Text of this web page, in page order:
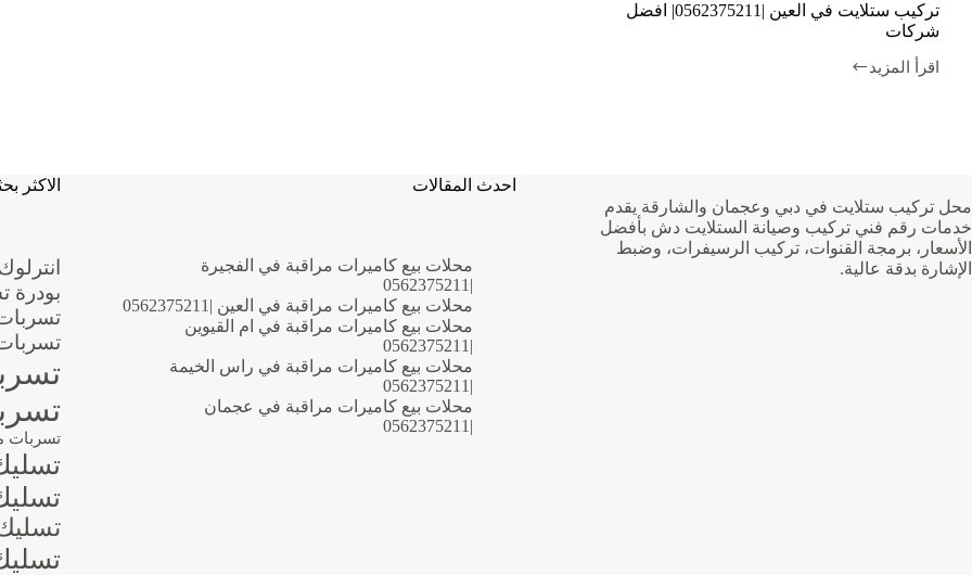
تركيب ستلايت في العين |0562375211| افضل
شركات
اقرأ المزيد
تركيب
محل تركيب ستلايت في دبي وعجمان والشارقة يقدم
خدمات رقم فني تركيب وصيانة الستلايت دش بأفضل
الأسعار، برمجة القنوات، تركيب الرسيفرات، وضبط
الإشارة بدقة عالية.
احدث المقالات
محلات بيع كاميرات مراقبة في الفجيرة
|0562375211
محلات بيع كاميرات مراقبة في العين |0562375211
محلات بيع كاميرات مراقبة في ام القيوين
|0562375211
محلات بيع كاميرات مراقبة في راس الخيمة
|0562375211
محلات بيع كاميرات مراقبة في عجمان
|0562375211
الاكثر
بودرة
تسربات
تسربات